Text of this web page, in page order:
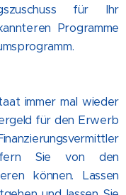
für Ihr
Programme
immer mal wieder
für den Erwerb
Sie von den
können. Lassen